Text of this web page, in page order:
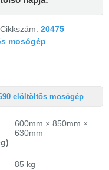
Cikkszám: 20475
mosógép
elöltöltős mosógép
600mm × 850mm ×
630mm
85 kg